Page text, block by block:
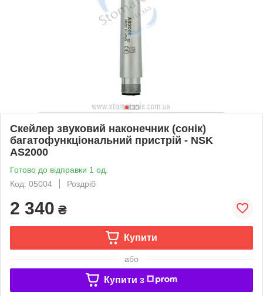
Скейлер звуковий наконечник (сонік)
багатофункціональний пристрій - NSK
AS2000
Готово до відправки 1 од.
Код: 05004
Роздріб
2 340 ₴
Купити
або
Купити з